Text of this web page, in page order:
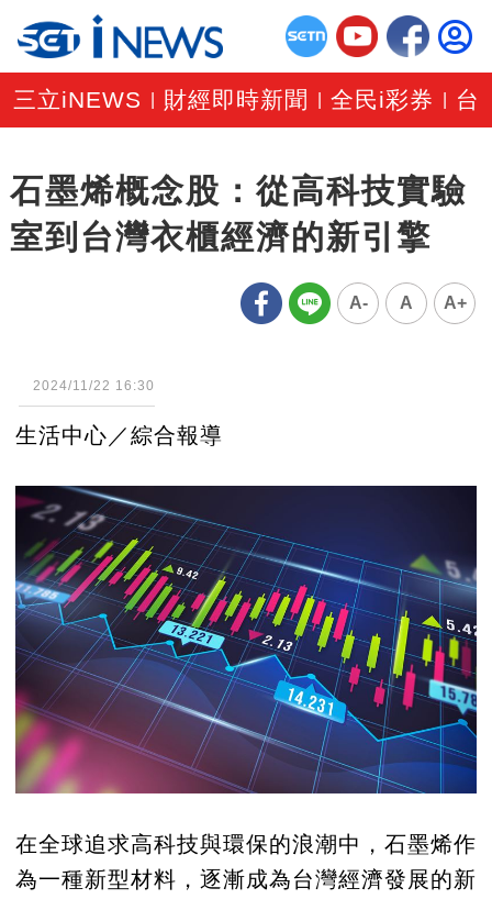
三立iNEWS 財經即時新聞 |全民i彩券 台
石墨烯概念股：從高科技實驗
室到台灣衣櫃經濟的新引擎
A- A A+
2024/11/22 16:30
生活中心／綜合報導
在全球追求高科技與環保的浪潮中，石墨烯作
為一種新型材料，逐漸成為台灣經濟發展的新